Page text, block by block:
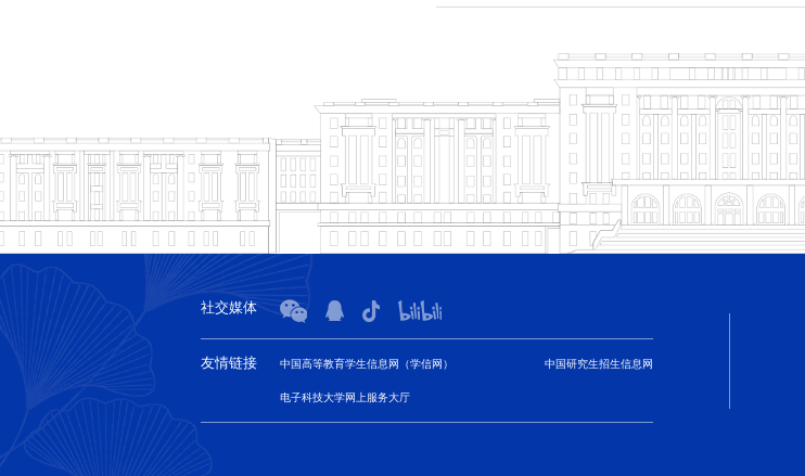
社交媒体
友情链接 中国高等教育学生信息网（学信网） 中国研究生招生信息网
电子科技大学网上服务大厅